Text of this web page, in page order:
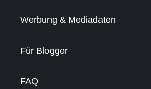
Werbung & Mediadaten
Für Blogger
FAQ